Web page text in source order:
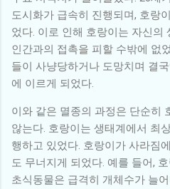
도시화가 급속히 진행되며, 호랑
었다. 이로 인해 호랑이는 자신의
인간과의 접촉을 피할 수밖에 없
들이 사냥당하거나 도망치며 결
에 이르게 되었다.
이와 같은 멸종의 과정은 단순히
않는다. 호랑이는 생태계에서 최
행하고 있었다. 호랑이가 사라짐
도 무너지게 되었다. 예를 들어,
초식동물은 급격히 개체수가 늘